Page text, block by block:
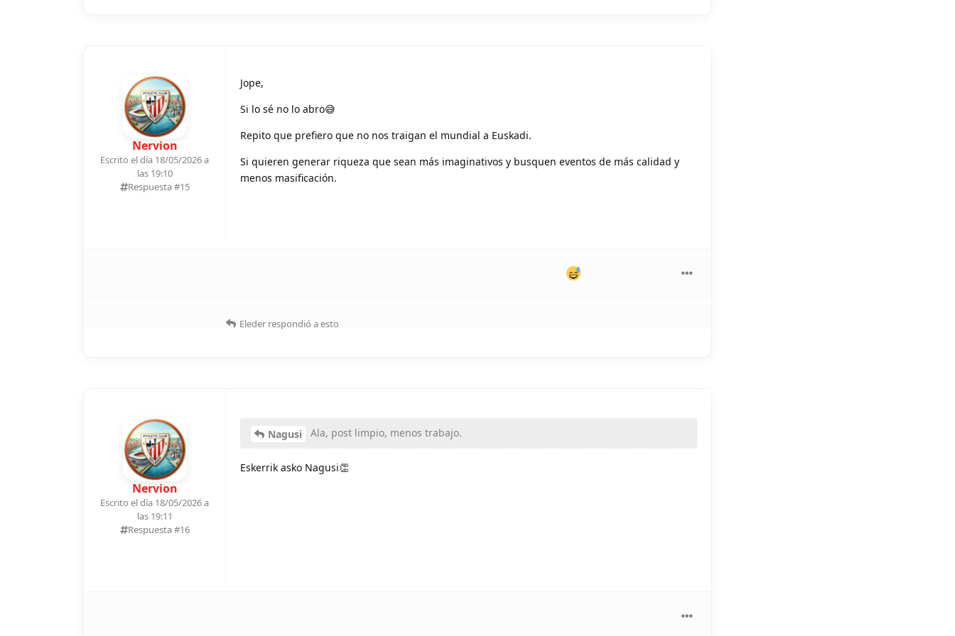
Nervion
Escrito el día 18/05/2026 a
las 19:10
Respuesta #15
Jope,
Si lo sé no lo abro😅
Repito que prefiero que no nos traigan el mundial a Euskadi.
Si quieren generar riqueza que sean más imaginativos y busquen eventos de más calidad y
menos masificación.
Eleder respondió a esto
Nervion
Escrito el día 18/05/2026 a
las 19:11
Respuesta #16
Nagusi Ala, post limpio, menos trabajo.
Eskerrik asko Nagusi👏